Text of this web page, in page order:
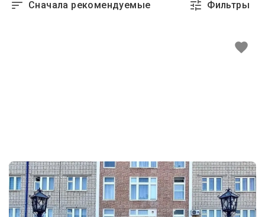
Сначала рекомендуемые Фильтры